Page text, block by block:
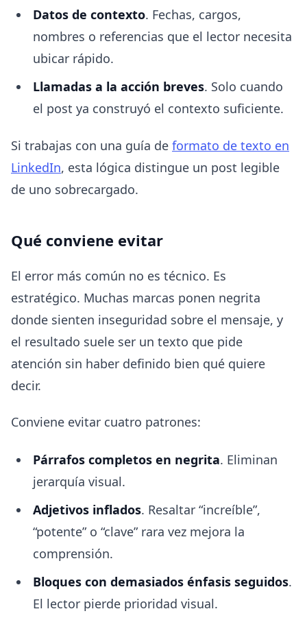
Datos de contexto. Fechas, cargos,
nombres o referencias que el lector necesita
ubicar rápido.
Llamadas a la acción breves. Solo cuando
el post ya construyó el contexto suficiente.
Si trabajas con una guía de formato de texto en
LinkedIn, esta lógica distingue un post legible
de uno sobrecargado.
Qué conviene evitar
El error más común no es técnico. Es
estratégico. Muchas marcas ponen negrita
donde sienten inseguridad sobre el mensaje, y
el resultado suele ser un texto que pide
atención sin haber definido bien qué quiere
decir.
Conviene evitar cuatro patrones:
Párrafos completos en negrita. Eliminan
jerarquía visual.
Adjetivos inflados. Resaltar “increíble”,
“potente” o “clave” rara vez mejora la
comprensión.
Bloques con demasiados énfasis seguidos.
El lector pierde prioridad visual.